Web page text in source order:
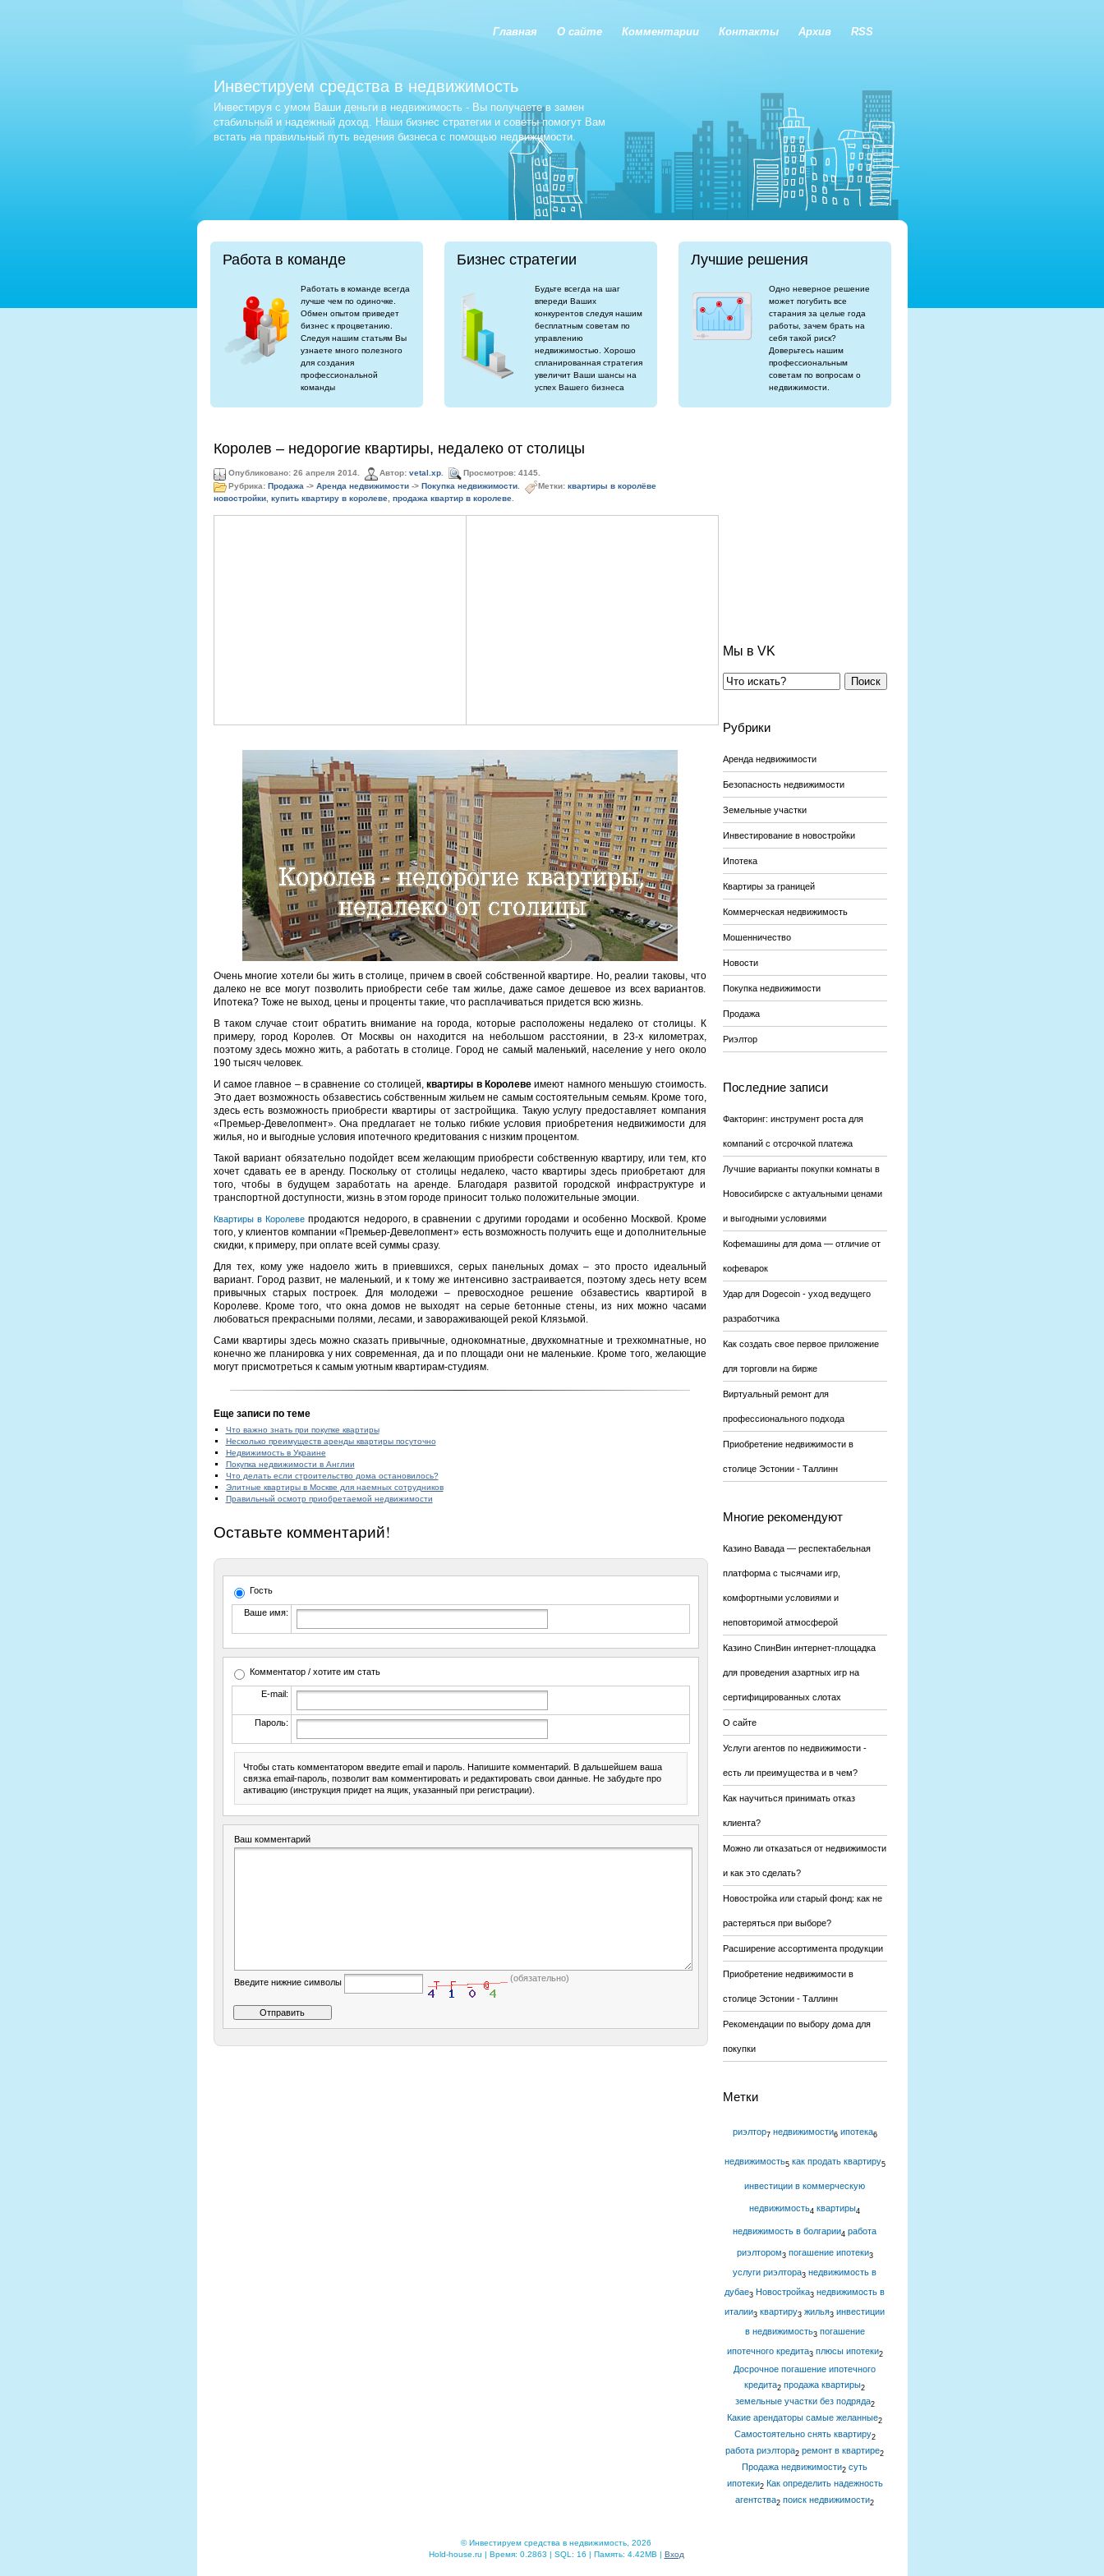
Главная О сайте Комментарии Контакты Архив RSS
Инвестируем средства в недвижимость
Инвестируя с умом Ваши деньги в недвижимость - Вы получаете в замен
стабильный и надежный доход. Наши бизнес стратегии и советы помогут Вам
встать на правильный путь ведения бизнеса с помощью недвижимости.
Работа в команде
Работать в команде всегда
лучше чем по одиночке.
Обмен опытом приведет
бизнес к процветанию.
Следуя нашим статьям Вы
узнаете много полезного
для создания
профессиональной
команды
Бизнес стратегии
Будьте всегда на шаг
впереди Ваших
конкурентов следуя нашим
бесплатным советам по
управлению
недвижимостью. Хорошо
спланированная стратегия
увеличит Ваши шансы на
успех Вашего бизнеса
Лучшие решения
Одно неверное решение
может погубить все
старания за целые года
работы, зачем брать на
себя такой риск?
Доверьтесь нашим
профессиональным
советам по вопросам о
недвижимости.
Королев – недорогие квартиры, недалеко от столицы
Опубликовано: 26 апреля 2014. Автор: vetal.xp.
Просмотров: 4145.
Рубрика: Продажа -> Аренда недвижимости-> Покупка недвижимости. Метки: квартиры в королёве
новостройки, купить квартиру в королеве, продажа квартир в королеве.
Очень многие хотели бы жить в столице, причем в своей собственной квартире. Но, реалии таковы, что
далеко не все могут позволить приобрести себе там жилье, даже самое дешевое из всех вариантов.
Ипотека? Тоже не выход, цены и проценты такие, что расплачиваться придется всю жизнь.
В таком случае стоит обратить внимание на города, которые расположены недалеко от столицы. К
примеру, город Королев. От Москвы он находится на небольшом расстоянии, в 23-х километрах,
поэтому здесь можно жить, а работать в столице. Город не самый маленький, население у него около
190 тысяч человек.
И самое главное – в сравнение со столицей,квартиры в Королеве имеют намного меньшую стоимость.
Это дает возможность обзавестись собственным жильем не самым состоятельным семьям. Кроме того,
здесь есть возможность приобрести квартиры от застройщика. Такую услугу предоставляет компания
«Премьер-Девелопмент». Она предлагает не только гибкие условия приобретения недвижимости для
жилья, но и выгодные условия ипотечного кредитования с низким процентом.
Такой вариант обязательно подойдет всем желающим приобрести собственную квартиру, или тем, кто
хочет сдавать ее в аренду. Поскольку от столицы недалеко, часто квартиры здесь приобретают для
того, чтобы в будущем заработать на аренде. Благодаря развитой городской инфраструктуре и
транспортной доступности, жизнь в этом городе приносит только положительные эмоции.
Квартиры в Королеве продаются недорого, в сравнении с другими городами и особенно Москвой. Кроме
того, у клиентов компании «Премьер-Девелопмент» есть возможность получить еще и дополнительные
скидки, к примеру, при оплате всей суммы сразу.
Для тех, кому уже надоело жить в приевшихся, серых панельных домах – это просто идеальный
вариант. Город развит, не маленький, и к тому же интенсивно застраивается, поэтому здесь нету всем
привычных старых построек. Для молодежи – превосходное решение обзавестись квартирой в
Королеве. Кроме того, что окна домов не выходят на серые бетонные стены, из них можно часами
любоваться прекрасными полями, лесами, и завораживающей рекой Клязьмой.
Сами квартиры здесь можно сказать привычные, однокомнатные, двухкомнатные и трехкомнатные, но
конечно же планировка у них современная, да и по площади они не маленькие. Кроме того, желающие
могут присмотреться к самым уютным квартирам-студиям.
Еще записи по теме
Что важно знать при покупке квартиры
Несколько преимуществ аренды квартиры посуточно
Недвижимость в Украине
Покупка недвижимости в Англии
Что делать если строительство дома остановилось?
Элитные квартиры в Москве для наемных сотрудников
Правильный осмотр приобретаемой недвижимости
Оставьте комментарий!
Гость
Ваше имя:
Комментатор / хотите им стать
E-mail:
Пароль:
Чтобы стать комментатором введите email и пароль. Напишите комментарий. В дальшейшем ваша
связка email-пароль, позволит вам комментировать и редактировать свои данные. Не забудьте про
активацию (инструкция придет на ящик, указанный при регистрации).
Ваш комментарий
Введите нижние символы (обязательно)
Мы в VK
Поиск
Рубрики
Аренда недвижимости
Безопасность недвижимости
Земельные участки
Инвестирование в новостройки
Ипотека
Квартиры за границей
Коммерческая недвижимость
Мошенничество
Новости
Покупка недвижимости
Продажа
Риэлтор
Последние записи
Факторинг: инструмент роста для
компаний с отсрочкой платежа
Лучшие варианты покупки комнаты в
Новосибирске с актуальными ценами
и выгодными условиями
Кофемашины для дома — отличие от
кофеварок
Удар для Dogecoin - уход ведущего
разработчика
Как создать свое первое приложение
для торговли на бирже
Виртуальный ремонт для
профессионального подхода
Приобретение недвижимости в
столице Эстонии - Таллинн
Многие рекомендуют
Казино Вавада — респектабельная
платформа с тысячами игр,
комфортными условиями и
неповторимой атмосферой
Казино СпинВин интернет-площадка
для проведения азартных игр на
сертифицированных слотах
О сайте
Услуги агентов по недвижимости -
есть ли преимущества и в чем?
Как научиться принимать отказ
клиента?
Можно ли отказаться от недвижимости
и как это сделать?
Новостройка или старый фонд: как не
растеряться при выборе?
Расширение ассортимента продукции
Приобретение недвижимости в
столице Эстонии - Таллинн
Рекомендации по выбору дома для
покупки
Метки
риэлтор7 недвижимости6 ипотека6
недвижимость5 как продать квартиру5
инвестиции в коммерческую
недвижимость4 квартиры4
недвижимость в болгарии4 работа
риэлтором3 погашение ипотеки3
услуги риэлтора3 недвижимость в
дубае3 Новостройка3 недвижимость в
италии3 квартиру3 жилья3 инвестиции
в недвижимость3 погашение
ипотечного кредита3 плюсы ипотеки2
Досрочное погашение ипотечного
кредита2 продажа квартиры2
земельные участки без подряда2
Какие арендаторы самые желанные2
Самостоятельно снять квартиру2
работа риэлтора2 ремонт в квартире2
Продажа недвижимости2 суть
ипотеки2 Как определить надежность
агентства2 поиск недвижимости2
© Инвестируем средства в недвижимость, 2026
Hold-house.ru | Время: 0.2863 | SQL: 16 | Память: 4.42MB | Вход